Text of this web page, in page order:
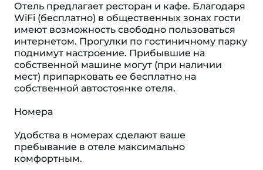
Отель предлагает ресторан и кафе. Благодаря
WiFi (бесплатно) в общественных зонах гости
имеют возможность свободно пользоваться
интернетом. Прогулки по гостиничному парку
поднимут настроение. Прибывшие на
собственной машине могут (при наличии
мест) припарковать ее бесплатно на
собственной автостоянке отеля.
Номера
Удобства в номерах сделают ваше
пребывание в отеле максимально
комфортным.